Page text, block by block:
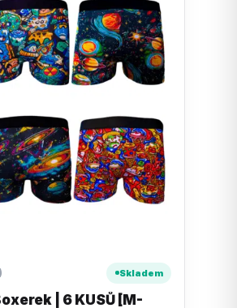
Skladem
| 6 KUSŮ [M-